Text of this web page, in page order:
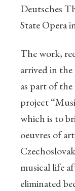
Deutsches
State Opera
The work,
arrived in
as part of
project
which is to
oeuvres of
musical life
eliminated